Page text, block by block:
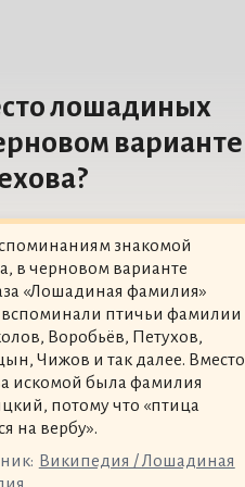
лошадиных
варианте
знакомой
в черновом варианте
«Лошадиная фамилия»
вспоминали птичьи фамилии
Воробьёв, Петухов,
Чижов и так далее. Вместо
искомой была фамилия
потому что «птица
на вербу».
Википедия / Лошадиная